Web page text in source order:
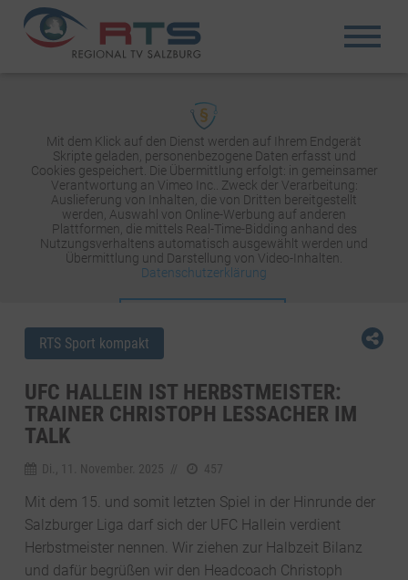
Mit dem Klick auf den Dienst werden auf Ihrem Endgerät
Skripte geladen, personenbezogene Daten erfasst und
Cookies gespeichert. Die Übermittlung erfolgt: in gemeinsamer
Verantwortung an Vimeo Inc.. Zweck der Verarbeitung:
Auslieferung von Inhalten, die von Dritten bereitgestellt
werden, Auswahl von Online-Werbung auf anderen
Plattformen, die mittels Real-Time-Bidding anhand des
Nutzungsverhaltens automatisch ausgewählt werden und
Übermittlung und Darstellung von Video-Inhalten.
Datenschutzerklärung
RTS Sport kompakt
UFC HALLEIN IST HERBSTMEISTER:
TRAINER CHRISTOPH LESSACHER IM
TALK
Di., 11. November. 2025 457
Mit dem 15. und somit letzten Spiel in der Hinrunde der
Salzburger Liga darf sich der UFC Hallein verdient
Herbstmeister nennen. Wir ziehen zur Halbzeit Bilanz
und dafür begrüßen wir den Headcoach Christoph